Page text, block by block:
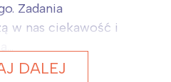
Zadania
w nas ciekawość i
DALEJ